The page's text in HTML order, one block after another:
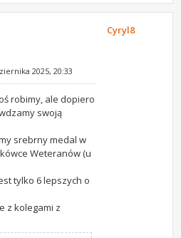
2025, 20:33
robimy, ale dopiero
swoją
srebrny medal w
Weteranów (u
tylko 6 lepszych o
z kolegami z
Cyryl8